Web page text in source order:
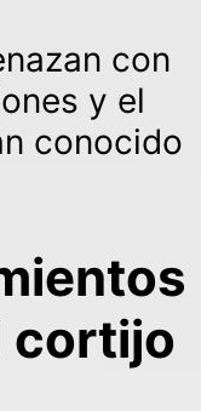
con
y el
conocido
cortijo